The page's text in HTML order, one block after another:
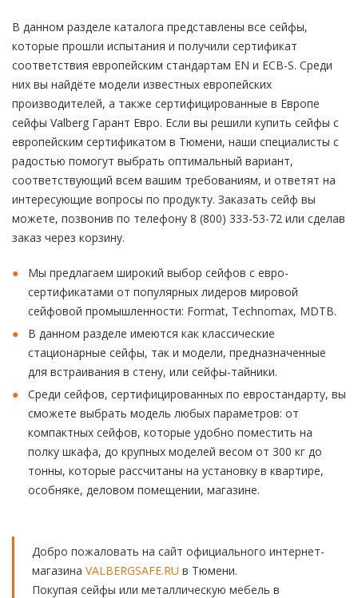
В данном разделе каталога представлены все сейфы,
которые прошли испытания и получили сертификат
соответствия европейским стандартам EN и ECB-S. Среди
них вы найдёте модели известных европейских
производителей, а также сертифицированные в Европе
сейфы Valberg Гарант Евро. Если вы решили купить сейфы с
европейским сертификатом в Тюмени, наши специалисты с
радостью помогут выбрать оптимальный вариант,
соответствующий всем вашим требованиям, и ответят на
интересующие вопросы по продукту. Заказать сейф вы
можете, позвонив по телефону 8 (800) 333-53-72 или сделав
заказ через корзину.
Мы предлагаем широкий выбор сейфов с евро-
сертификатами от популярных лидеров мировой
сейфовой промышленности: Format, Technomax, MDTB.
В данном разделе имеются как классические
стационарные сейфы, так и модели, предназначенные
для встраивания в стену, или сейфы-тайники.
Среди сейфов, сертифицированных по евростандарту, вы
сможете выбрать модель любых параметров: от
компактных сейфов, которые удобно поместить на
полку шкафа, до крупных моделей весом от 300 кг до
тонны, которые рассчитаны на установку в квартире,
особняке, деловом помещении, магазине.
Добро пожаловать на сайт официального интернет-
магазина VALBERGSAFE.RU в Тюмени.
Покупая сейфы или металлическую мебель в